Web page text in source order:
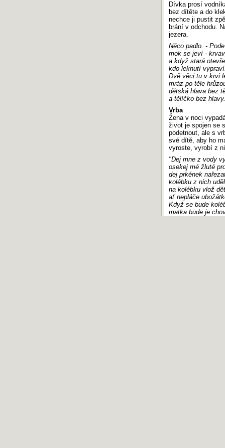
Dívka prosí
bez dítěte a do
nechce ji pustit
brání v odchodu.
jezera.
Něco padlo. -
mok se jeví -
a když stará
kdo leknutí
Dvě věci tu v krvi
mráz po těle
dětská hlava bez
a tělíčko bez hlavy.
Vrba
Žena v noci
život je spojen se
podetnout, ale s
své dítě, aby ho
vyroste, vyrobí z
"Dej mne z vody
osekej mé žluté
dej prkének
kolébku z nich
na kolébku vlož
ať nepláče
Když se bude
matka bude je